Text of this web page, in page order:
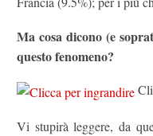
Ma cosa dicono (e
questo fenomeno?
Vi stupirà leggere, da